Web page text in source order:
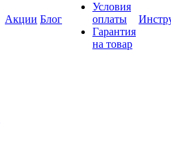
Акции Блог
Условия
оплаты
Гарантия
на товар